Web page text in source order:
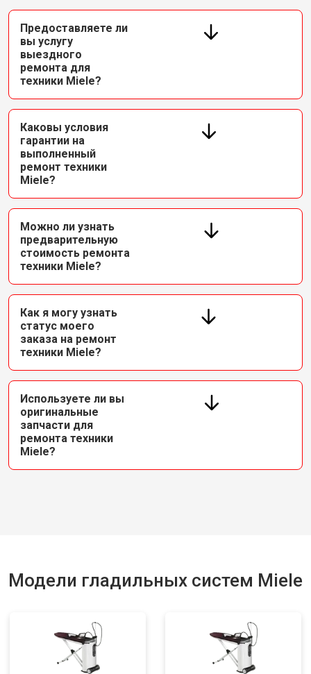
Предоставляете ли
вы услугу
выездного
ремонта для
техники Miele?
Каковы условия
гарантии на
выполненный
ремонт техники
Miele?
Можно ли узнать
предварительную
стоимость ремонта
техники Miele?
Как я могу узнать
статус моего
заказа на ремонт
техники Miele?
Используете ли вы
оригинальные
запчасти для
ремонта техники
Miele?
Модели гладильных систем Miele